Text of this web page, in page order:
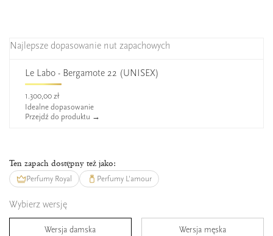
Najlepsze dopasowanie nut zapachowych
Le Labo - Bergamote 22 (UNISEX)
1.300,00 zł
Idealne dopasowanie
Przejdź do produktu →
Ten zapach dostępny też jako:
Perfumy Royal Perfumy L'amour
Wybierz wersję
Wersja damska Wersja męska